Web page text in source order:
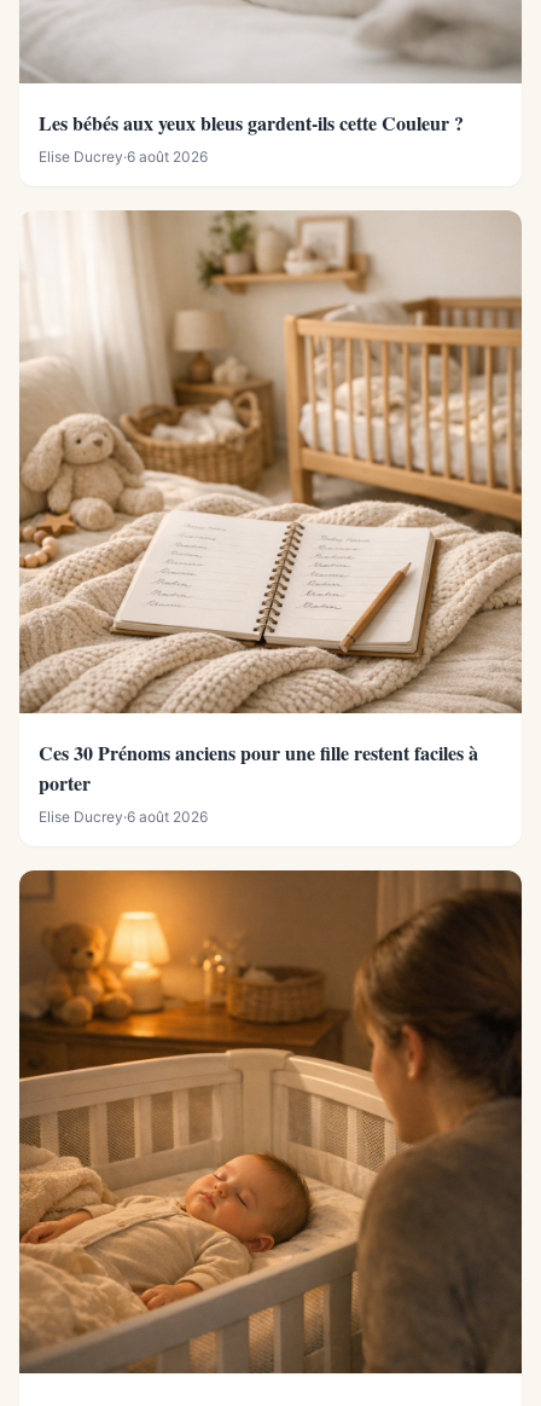
Les bébés aux yeux bleus gardent-ils cette Couleur ?
Elise Ducrey·6 août 2026
Ces 30 Prénoms anciens pour une fille restent faciles à
porter
Elise Ducrey·6 août 2026